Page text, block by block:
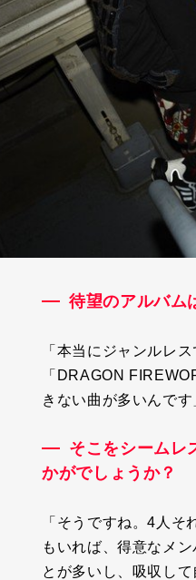
待望のアルバム
「本当にジャンルレス
「 DRAGON
きない曲が多いんです
そこをシームレ
かがでしょうか？
「そうですね。4 人そ
もいれば、得意なメ
とが多いし、吸収し